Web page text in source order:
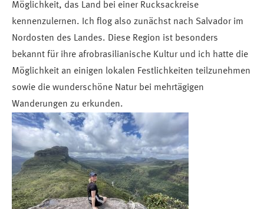
Möglichkeit, das Land bei einer Rucksackreise
kennenzulernen. Ich flog also zunächst nach Salvador im
Nordosten des Landes. Diese Region ist besonders
bekannt für ihre afrobrasilianische Kultur und ich hatte die
Möglichkeit an einigen lokalen Festlichkeiten teilzunehmen
sowie die wunderschöne Natur bei mehrtägigen
Wanderungen zu erkunden.